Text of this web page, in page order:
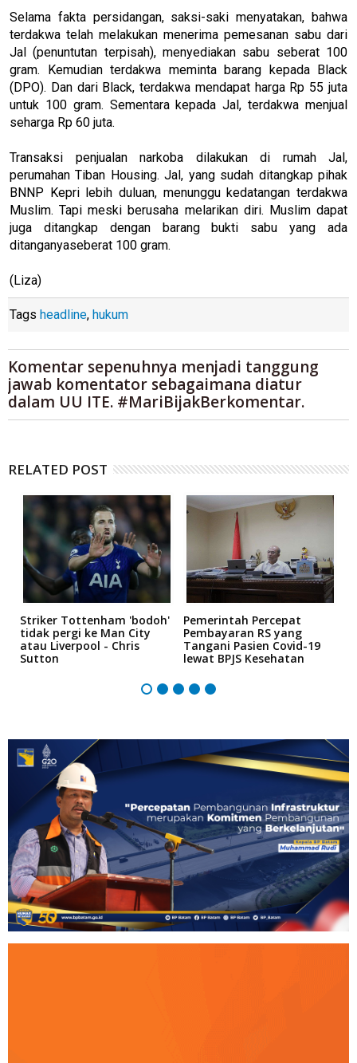
Selama fakta persidangan, saksi-saki menyatakan, bahwa
terdakwa telah melakukan menerima pemesanan sabu dari
Jal (penuntutan terpisah), menyediakan sabu seberat 100
gram. Kemudian terdakwa meminta barang kepada Black
(DPO). Dan dari Black, terdakwa mendapat harga Rp 55 juta
untuk 100 gram. Sementara kepada Jal, terdakwa menjual
seharga Rp 60 juta.
Transaksi penjualan narkoba dilakukan di rumah Jal,
perumahan Tiban Housing. Jal, yang sudah ditangkap pihak
BNNP Kepri lebih duluan, menunggu kedatangan terdakwa
Muslim. Tapi meski berusaha melarikan diri. Muslim dapat
juga ditangkap dengan barang bukti sabu yang ada
ditanganyaseberat 100 gram.
(Liza)
Tags headline, hukum
Komentar sepenuhnya menjadi tanggung
jawab komentator sebagaimana diatur
dalam UU ITE. #MariBijakBerkomentar.
RELATED POST
Striker Tottenham 'bodoh'
tidak pergi ke Man City
atau Liverpool - Chris
Sutton
Pemerintah Percepat
Pembayaran RS yang
Tangani Pasien Covid-19
lewat BPJS Kesehatan